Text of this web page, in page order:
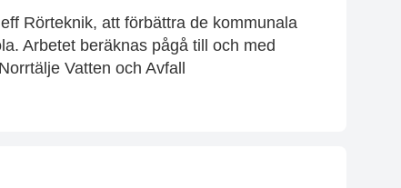
Rörteknik, att förbättra de kommunala
Arbetet beräknas pågå till och med
Vatten och Avfall